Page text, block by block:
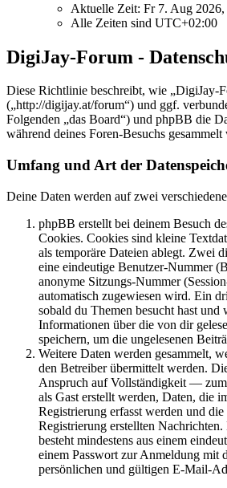
Aktuelle Zeit: Fr 7. Aug 2026,
Alle Zeiten sind UTC+02:00
DigiJay-Forum -
Diese Richtlinie beschreibt, wie „DigiJay-
(„http://digijay.at/forum“) und ggf.
Folgenden „das Board“) und phpBB die
während deines Foren-Besuchs gesammelt
Umfang und Art der
Deine Daten werden auf zwei
phpBB erstellt bei deinem Besuch
Cookies. Cookies sind kleine
als temporäre Dateien ablegt. Zwei
eine eindeutige Benutzer-Nummer
anonyme Sitzungs-Nummer
automatisch zugewiesen wird. Ein
sobald du Themen besucht hast und
Informationen über die von dir
speichern, um die ungelesenen
Weitere Daten werden gesammelt,
den Betreiber übermittelt werden.
Anspruch auf Vollständigkeit —
als Gast erstellt werden, Daten, die
Registrierung erfasst werden und
Registrierung erstellten
besteht mindestens aus einem
einem Passwort zur Anmeldung mit
persönlichen und gültigen E-Mail-